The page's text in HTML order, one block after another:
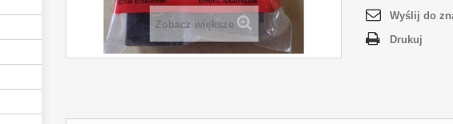
Zobacz większe
Wyślij do
Drukuj